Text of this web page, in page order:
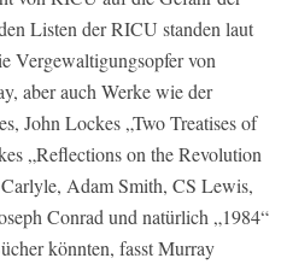
Listen der RICU standen laut
Vergewaltigungsopfer von
aber auch Werke wie der
John Lockes „Two Treatises of
„Reflections on the Revolution
Adam Smith, CS Lewis,
Conrad und natürlich „1984“
könnten, fasst Murray